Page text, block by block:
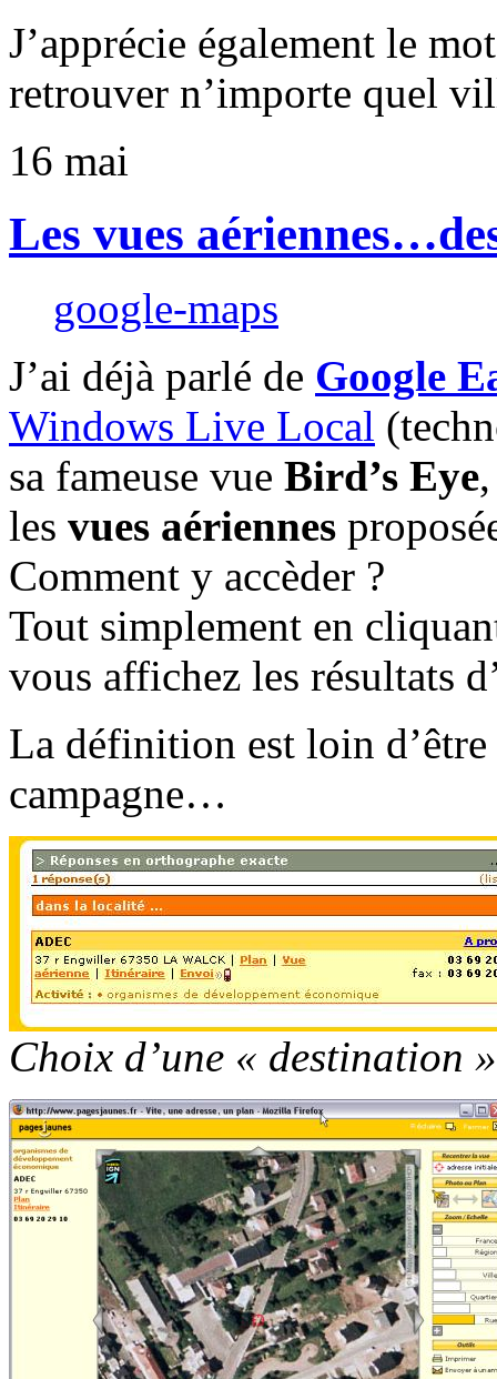
J’apprécie également le
retrouver n’importe quel
16 mai
Les vues
google-maps
J’ai déjà parlé de Google
Windows Live Local
sa fameuse vue Bird’s Eye
les vues aériennes
Comment y accèder ?
Tout simplement en
vous affichez les résultats
La définition est loin
campagne…
Choix d’une « destination »